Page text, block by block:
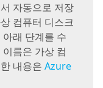
자동으로 저장
컴퓨터 디스크
래 단계를 수
름은 가상 컴
내용은 Azure